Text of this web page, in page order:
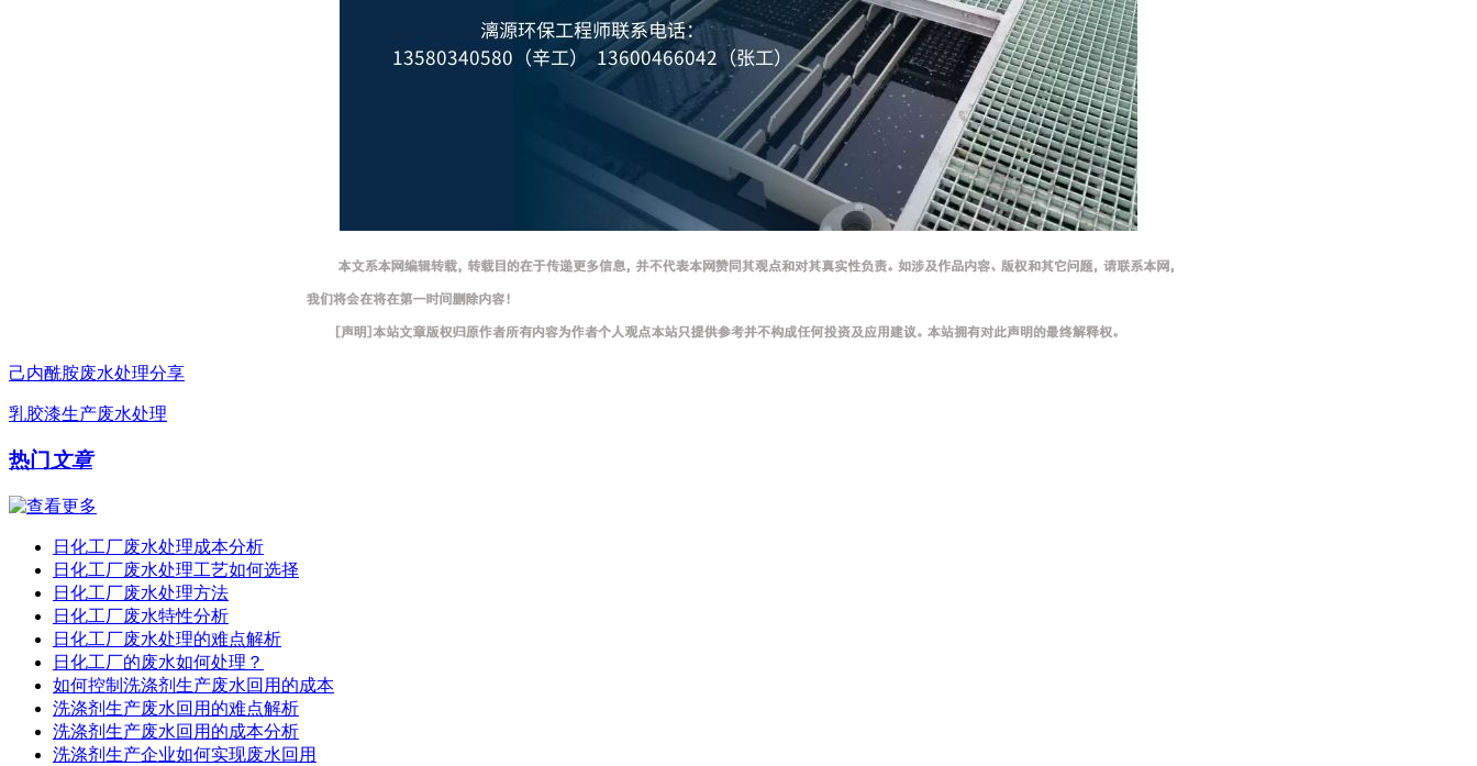
己内酰胺废水处理分享
乳胶漆生产废水处理
热门 文章
日化工厂废水处理成本分析
日化工厂废水处理工艺如何选择
日化工厂废水处理方法
日化工厂废水特性分析
日化工厂废水处理的难点解析
日化工厂的废水如何处理？
如何控制洗涤剂生产废水回用的成本
洗涤剂生产废水回用的难点解析
洗涤剂生产废水回用的成本分析
洗涤剂生产企业如何实现废水回用